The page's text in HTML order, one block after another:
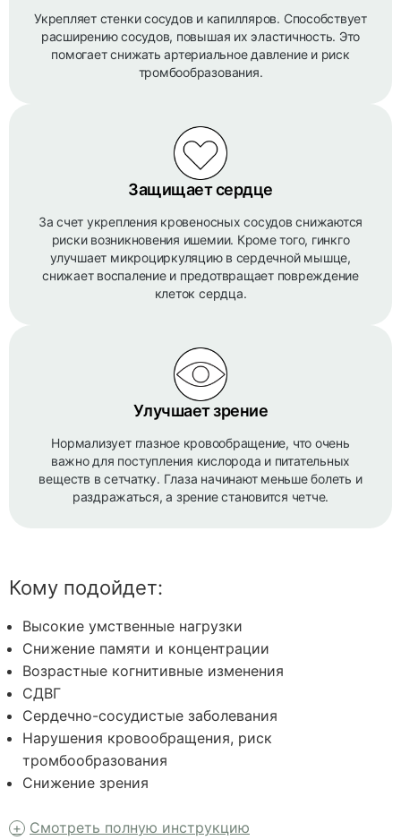
Укрепляет стенки сосудов и капилляров. Способствует
расширению сосудов, повышая их эластичность. Это
помогает снижать артериальное давление и риск
тромбообразования.
Защищает сердце
За счет укрепления кровеносных сосудов снижаются
риски возникновения ишемии. Кроме того, гинкго
улучшает микроциркуляцию в сердечной мышце,
снижает воспаление и предотвращает повреждение
клеток сердца.
Улучшает зрение
Нормализует глазное кровообращение, что очень
важно для поступления кислорода и питательных
веществ в сетчатку. Глаза начинают меньше болеть и
раздражаться, а зрение становится четче.
Кому подойдет:
Высокие умственные нагрузки
Снижение памяти и концентрации
Возрастные когнитивные изменения
СДВГ
Сердечно-сосудистые заболевания
Нарушения кровообращения, риск
тромбообразования
Снижение зрения
Смотреть полную инструкцию